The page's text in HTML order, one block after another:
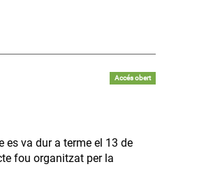
Accés obert
es va dur a terme el 13 de
fou organitzat per la